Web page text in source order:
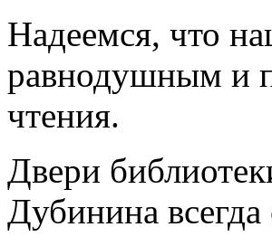
Надеемся, что
равнодушным и
чтения.
Двери
Дубинина